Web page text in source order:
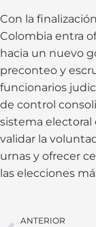
Con la
Colombia entra
hacia un nuevo
preconteo y
funcionarios
de control
sistema
validar la
urnas y ofrecer
las elecciones
ANTERIOR